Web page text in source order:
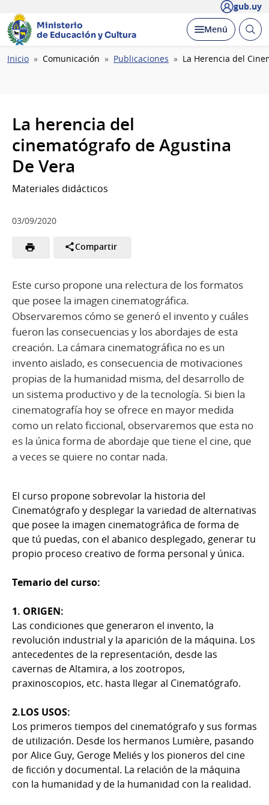
gub.uy
Ministerio
de Educación y Cultura
Desplegar
Menú Abrir
Ruta
Inicio Comunicación Publicaciones La Herencia del
La herencia del
cinematógrafo de Agustina
De Vera
Materiales didácticos
03/09/2020
Compartir
Este curso propone una relectura de los formatos
que posee la imagen cinematográfica.
Observaremos cómo se generó el invento y cuáles
fueron las consecuencias y los abordajes de esta
creación. La cámara cinematográfica no es un
invento aislado, es consecuencia de motivaciones
propias de la humanidad misma, del desarrollo de
un sistema productivo y de la tecnología. Si bien la
cinematografía hoy se ofrece en mayor medida
como un relato ficcional, observaremos que esta no
es la única forma de abordaje que tiene el cine, que
a veces se quiere no contar nada.
El curso propone sobrevolar la historia del
Cinematógrafo y desplegar la variedad de alternativas
que posee la imagen cinematográfica de forma de
que tú puedas, con el abanico desplegado, generar tu
propio proceso creativo de forma personal y única.
Temario del curso:
1. ORIGEN:
Las condiciones que generaron el invento, la
revolución industrial y la aparición de la máquina. Los
antecedentes de la representación, desde las
cavernas de Altamira, a los zootropos,
praxinoscopios, etc. hasta llegar al Cinematógrafo.
2.LOS USOS:
Los primeros tiempos del cinematógrafo y sus formas
de utilización. Desde los hermanos Lumiѐre, pasando
por Alice Guy, Geroge Meliés y los pioneros del cine
de ficción y documental. La relación de la máquina
con la humanidad y de la humanidad con la realidad.